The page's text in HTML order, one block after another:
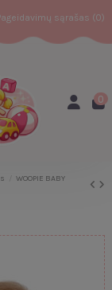
sąrašas (0)
0
WOOPIE BABY